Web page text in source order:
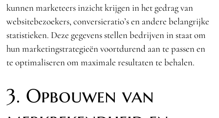
kunnen marketeers inzicht krijgen in het gedrag van
websitebezoekers, conversieratio’s en andere belangrijke
statistieken. Deze gegevens stellen bedrijven in staat om
hun marketingstrategieën voortdurend aan te passen en
te optimaliseren om maximale resultaten te behalen.
3. Opbouwen van